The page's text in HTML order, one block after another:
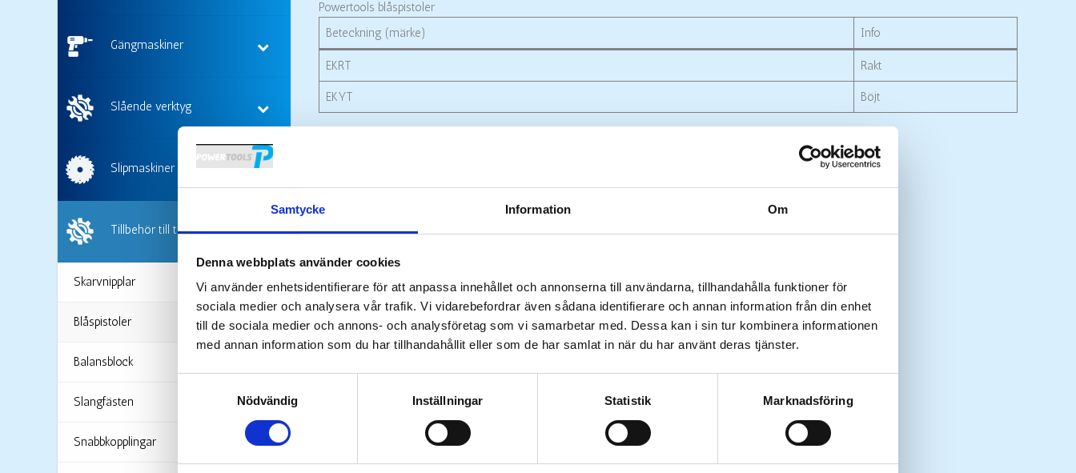
Samtycke Information Om
Denna webbplats använder cookies
Vi använder enhetsidentifierare för att anpassa innehållet och annonserna till användarna, tillhandahålla funktioner för
sociala medier och analysera vår trafik. Vi vidarebefordrar även sådana identifierare och annan information från din enhet
till de sociala medier och annons- och analysföretag som vi samarbetar med. Dessa kan i sin tur kombinera informationen
med annan information som du har tillhandahållit eller som de har samlat in när du har använt deras tjänster.
Nödvändig
Inställningar Statistik Marknadsföring
Gängmaskiner
Slående verktyg
Slipmaskiner
Tillbehör till tryckluftsverktyg
Skarvnipplar
Blåspistoler
Balansblock
Slangfästen
Snabbkopplingar
Powertools blåspistoler
Beteckning (märke)
Info
EKRT Rakt
EKYT Böjt